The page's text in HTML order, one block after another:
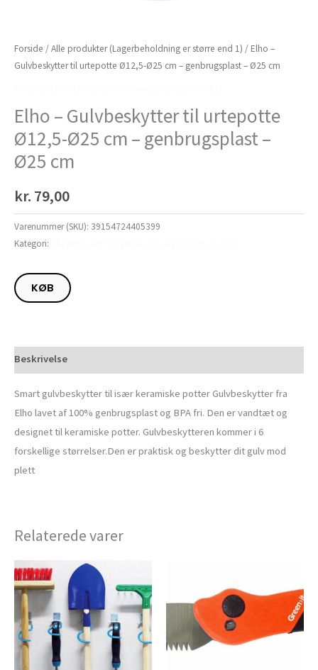
Forside /Alle produkter (Lagerbeholdning er større end 1) / Elho –
Gulvbeskytter til urtepotte Ø12,5-Ø25 cm – genbrugsplast – Ø25 cm
Elho – Gulvbeskytter til urtepotte
Ø12,5-Ø25 cm – genbrugsplast –
Ø25 cm
kr. 79,00
Varenummer (SKU): 39154724405399
Kategori:
KØB
Beskrivelse
Smart gulvbeskytter til især keramiske potter Gulvbeskytter fra
Elho lavet af 100% genbrugsplast og BPA fri. Den er vandtæt og
designet til keramiske potter. Gulvbeskytteren kommer i 6
forskellige størrelser.Den er praktisk og beskytter dit gulv mod
plett
Relaterede varer